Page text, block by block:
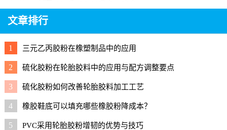
文章排行
1 三元乙丙胶粉在橡塑制品中的应用
2 硫化胶粉在轮胎胶料中的应用与配方调整要点
3 硫化胶粉如何改善轮胎胶料加工工艺
4 橡胶鞋底可以填充哪些橡胶粉降成本？
5 PVC采用轮胎胶粉增韧的优势与技巧